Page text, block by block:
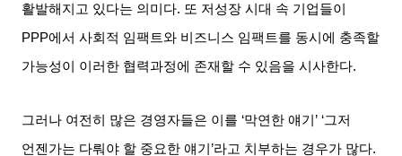
활발해지고 있다는 의미다. 또 저성장 시대 속 기업들이
PPP에서 사회적 임팩트와 비즈니스 임팩트를 동시에 충족할
가능성이 이러한 협력과정에 존재할 수 있음을 시사한다.
그러나 여전히 많은 경영자들은 이를 ‘막연한 얘기 ’ ‘그저
언젠가는 다뤄야 할 중요한 얘기 ’라고 치부하는 경우가 많다.